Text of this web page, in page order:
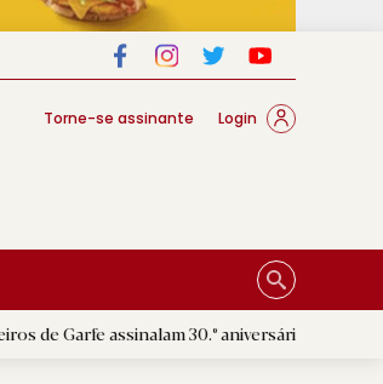
Torne-se assinante Login
30.º aniversário em setembro